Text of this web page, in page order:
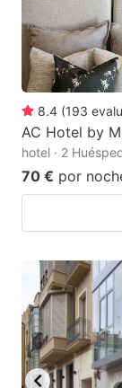
8.4 (193
AC Hotel by
hotel · 2
70 € por